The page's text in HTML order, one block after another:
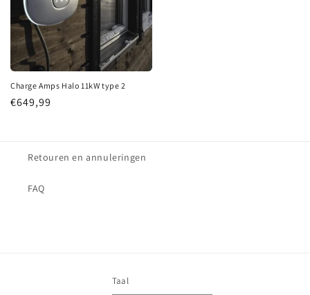
Charge Amps Halo 11kW type 2
Normale prijs
€649,99
Retouren en annuleringen
FAQ
Taal